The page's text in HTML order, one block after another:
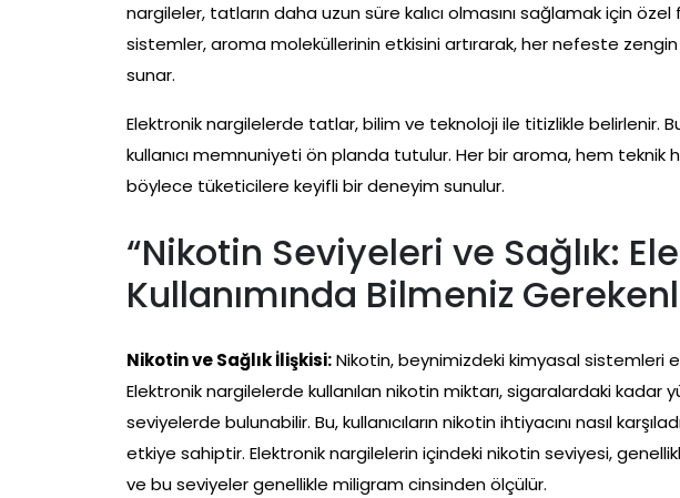
nargileler, tatların daha uzun süre kalıcı olmasını sağlamak için
sistemler, aroma moleküllerinin etkisini artırarak, her nefeste
sunar.
Elektronik nargilelerde tatlar, bilim ve teknoloji ile titizlikle belirlenir.
kullanıcı memnuniyeti ön planda tutulur. Her bir aroma, hem
böylece tüketicilere keyifli bir deneyim sunulur.
“Nikotin Seviyeleri ve Sağlık:
Kullanımında Bilmeniz
Nikotin ve Sağlık İlişkisi:Nikotin, beynimizdeki kimyasal sistemleri
Elektronik nargilelerde kullanılan nikotin miktarı, sigaralardaki kadar
seviyelerde bulunabilir. Bu, kullanıcıların nikotin ihtiyacını nasıl
etkiye sahiptir. Elektronik nargilelerin içindeki nikotin seviyesi,
ve bu seviyeler genellikle miligram cinsinden ölçülür.